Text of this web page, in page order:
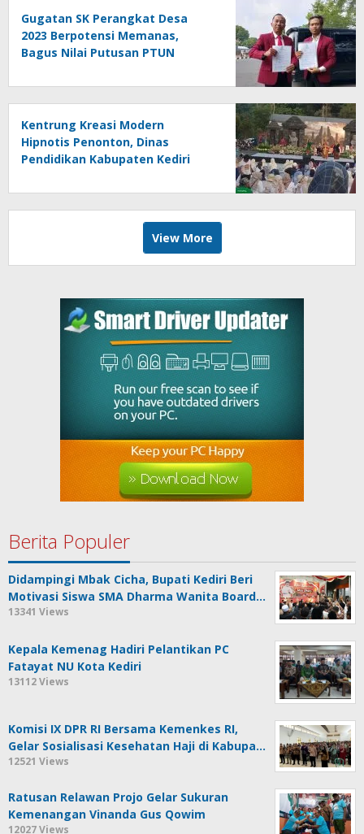
Gugatan SK Perangkat Desa
2023 Berpotensi Memanas,
Bagus Nilai Putusan PTUN
Kentrung Kreasi Modern
Hipnotis Penonton, Dinas
Pendidikan Kabupaten Kediri
View More
Berita Populer
Didampingi Mbak Cicha, Bupati Kediri Beri
Motivasi Siswa SMA Dharma Wanita Board…
13341 Views
Kepala Kemenag Hadiri Pelantikan PC
Fatayat NU Kota Kediri
13112 Views
Komisi IX DPR RI Bersama Kemenkes RI,
Gelar Sosialisasi Kesehatan Haji di Kabupa…
12521 Views
Ratusan Relawan Projo Gelar Sukuran
Kemenangan Vinanda Gus Qowim
12027 Views